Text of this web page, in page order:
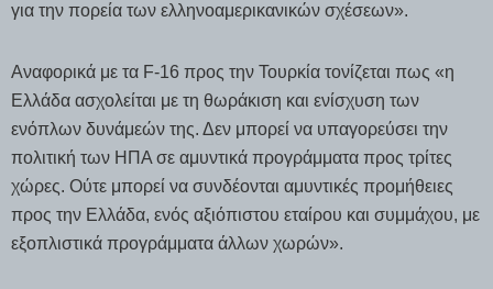
για την πορεία των ελληνοαμερικανικών σχέσεων».
Αναφορικά με τα F-16 προς την Τουρκία τονίζεται πως «η
Ελλάδα ασχολείται με τη θωράκιση και ενίσχυση των
ενόπλων δυνάμεών της. Δεν μπορεί να υπαγορεύσει την
πολιτική των ΗΠΑ σε αμυντικά προγράμματα προς τρίτες
χώρες. Ούτε μπορεί να συνδέονται αμυντικές προμήθειες
προς την Ελλάδα, ενός αξιόπιστου εταίρου και συμμάχου, με
εξοπλιστικά προγράμματα άλλων χωρών».